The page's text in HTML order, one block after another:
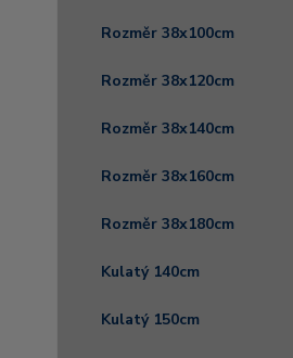
Rozměr 38x100cm
Rozměr 38x120cm
Rozměr 38x140cm
Rozměr 38x160cm
Rozměr 38x180cm
Kulatý 140cm
Kulatý 150cm